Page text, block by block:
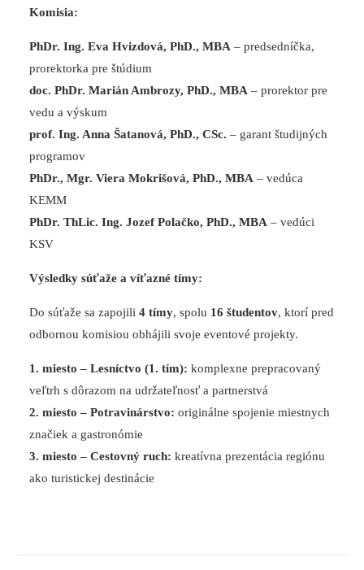
Komisia:
PhDr. Ing. Eva Hvizdová, PhD., MBA – predsedníčka,
prorektorka pre štúdium
doc. PhDr. Marián Ambrozy, PhD., MBA – prorektor pre
vedu a výskum
prof. Ing. Anna Šatanová, PhD., CSc. – garant študijných
programov
PhDr., Mgr. Viera Mokrišová, PhD., MBA – vedúca
KEMM
PhDr. ThLic. Ing. Jozef Polačko, PhD., MBA – vedúci
KSV
Výsledky súťaže a víťazné tímy:
Do súťaže sa zapojili 4 tímy, spolu 16 študentov, ktorí pred
odbornou komisiou obhájili svoje eventové projekty.
1. miesto – Lesníctvo (1. tím): komplexne prepracovaný
veľtrh s dôrazom na udržateľnosť a partnerstvá
2. miesto – Potravinárstvo: originálne spojenie miestnych
značiek a gastronómie
3. miesto – Cestovný ruch: kreatívna prezentácia regiónu
ako turistickej destinácie